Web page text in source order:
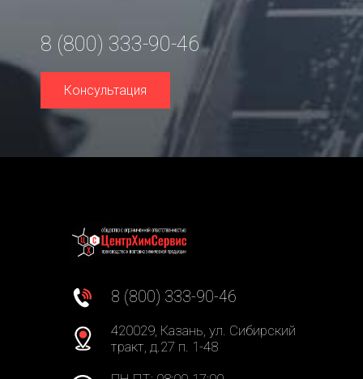
8 (800) 333-90-46
Консультация
8 (800) 333-90-46
420029, Казань, ул. Сибирский
тракт, д.27 п. 1-48